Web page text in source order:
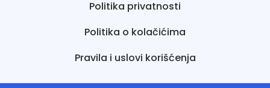
Politika privatnosti
Politika o kolačićima
Pravila i uslovi korišćenja